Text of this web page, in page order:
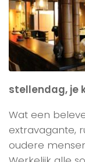
stellendag, je
Wat een
extravagante,
oudere